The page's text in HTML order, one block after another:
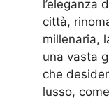
l’eleganza
città,
millenaria,
una vasta
che
lusso,